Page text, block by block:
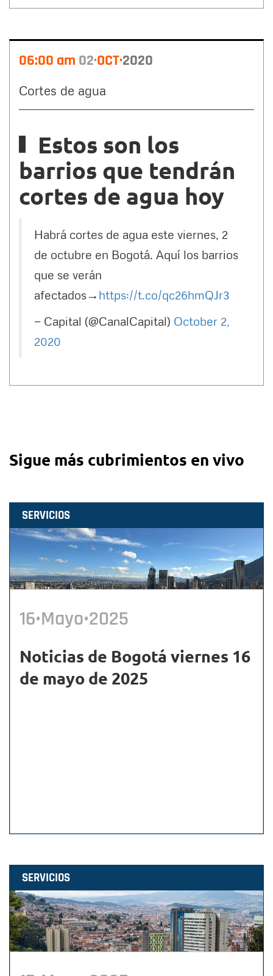
06:00 am 02 OCT 2020
Cortes de agua
Estos son los
barrios que tendrán
cortes de agua hoy
Habrá cortes de agua este viernes, 2
de octubre en Bogotá. Aquí los barrios
que se verán
afectados→ https://t.co/qc26hmQJr3
— Capital (@CanalCapital) October 2,
2020
Sigue más cubrimientos en vivo
SERVICIOS
16•Mayo•2025
Noticias de Bogotá viernes 16
de mayo de 2025
SERVICIOS